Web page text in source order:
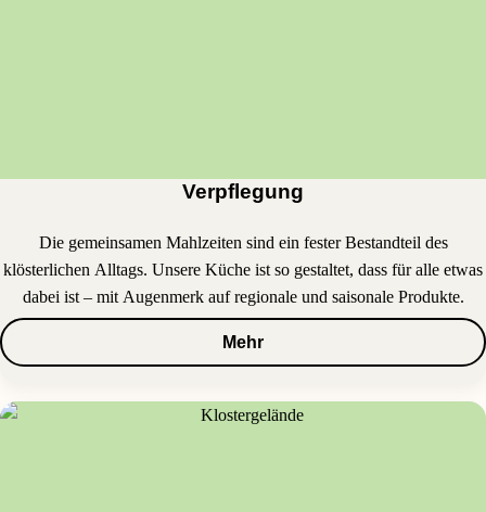
Verpflegung
Die gemeinsamen Mahlzeiten sind ein fester Bestandteil des
klösterlichen Alltags. Unsere Küche ist so gestaltet, dass für alle etwas
dabei ist – mit Augenmerk auf regionale und saisonale Produkte.
Mehr